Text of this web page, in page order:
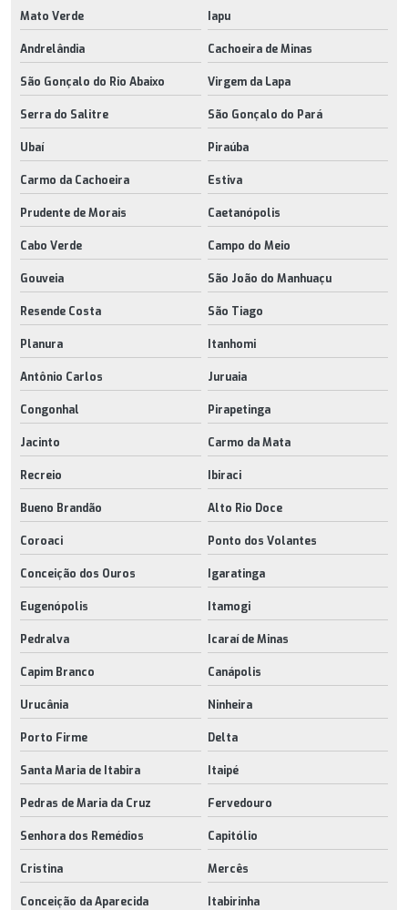
Mato Verde Iapu
Andrelândia Cachoeira de Minas
São Gonçalo do Rio Abaixo Virgem da Lapa
Serra do Salitre São Gonçalo do Pará
Ubaí Piraúba
Carmo da Cachoeira Estiva
Prudente de Morais Caetanópolis
Cabo Verde Campo do Meio
Gouveia São João do Manhuaçu
Resende Costa São Tiago
Planura Itanhomi
Antônio Carlos Juruaia
Congonhal Pirapetinga
Jacinto Carmo da Mata
Recreio Ibiraci
Bueno Brandão Alto Rio Doce
Coroaci Ponto dos Volantes
Conceição dos Ouros Igaratinga
Eugenópolis Itamogi
Pedralva Icaraí de Minas
Capim Branco Canápolis
Urucânia Ninheira
Porto Firme Delta
Santa Maria de Itabira Itaipé
Pedras de Maria da Cruz Fervedouro
Senhora dos Remédios Capitólio
Cristina Mercês
Conceição da Aparecida Itabirinha